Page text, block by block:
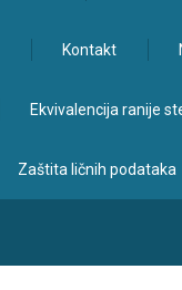
Kontakt
Ekvivalencija ranije
Zaštita ličnih podataka